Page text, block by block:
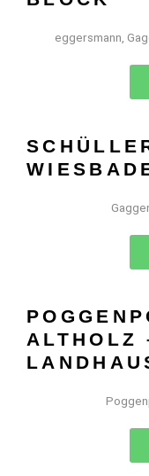
eggersmann
ALTHOLZ